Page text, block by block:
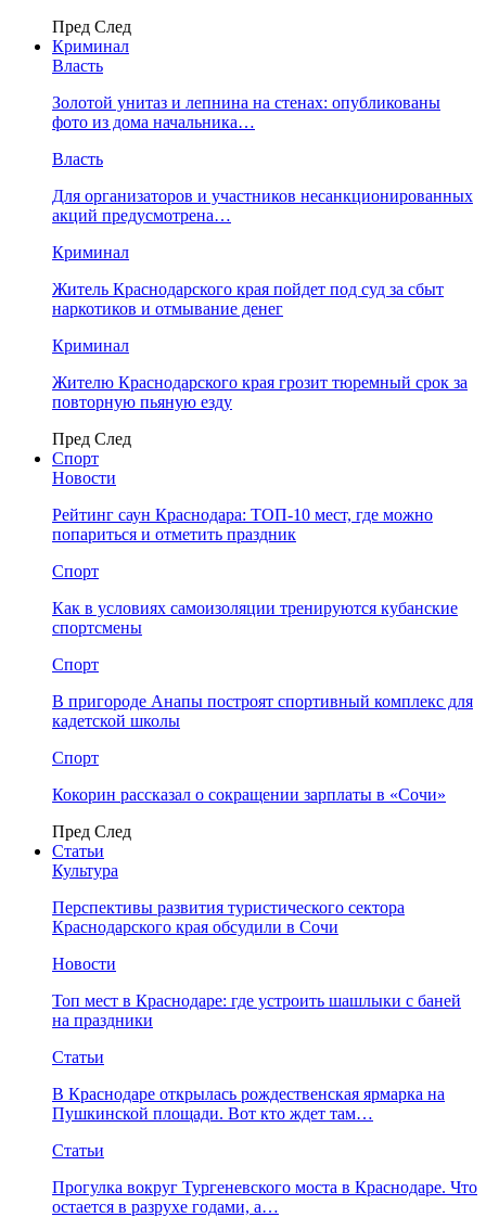
Пред След
Криминал
Власть
​Золотой унитаз и лепнина на стенах: опубликованы
фото из дома начальника…
Власть
Для организаторов и участников несанкционированных
акций предусмотрена…
Криминал
Житель Краснодарского края пойдет под суд за сбыт
наркотиков и отмывание денег
Криминал
Жителю Краснодарского края грозит тюремный срок за
повторную пьяную езду
Пред След
Спорт
Новости
Рейтинг саун Краснодара: ТОП-10 мест, где можно
попариться и отметить праздник
Спорт
Как в условиях самоизоляции тренируются кубанские
спортсмены
Спорт
В пригороде Анапы построят спортивный комплекс для
кадетской школы
Спорт
Кокорин рассказал о сокращении зарплаты в «Сочи»
Пред След
Статьи
Культура
Перспективы развития туристического сектора
Краснодарского края обсудили в Сочи
Новости
Топ мест в Краснодаре: где устроить шашлыки с баней
на праздники
Статьи
В Краснодаре открылась рождественская ярмарка на
Пушкинской площади. Вот кто ждет там…
Статьи
Прогулка вокруг Тургеневского моста в Краснодаре. Что
остается в разрухе годами, а…